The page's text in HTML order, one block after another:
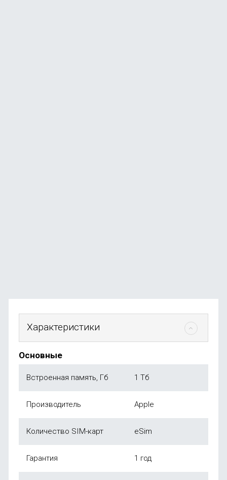
Характеристики
Основные
Встроенная память, Гб 1 Тб
Производитель Apple
Количество SIM-карт eSim
Гарантия 1 год